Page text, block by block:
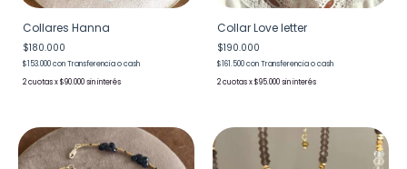
Collares Hanna
$180.000
$153.000conTransferencia o cash
2
x$90.000sin interés
Collar Love letter
$190.000
$161.500conTransferencia o cash
2
x$95.000sin interés